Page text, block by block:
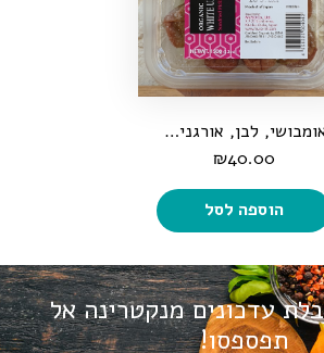
אומבושי, לבן, אורגני, 150 גרם
₪40.00
הוספה לסל
עדכונים מנקטרינהאל
תפספסו!